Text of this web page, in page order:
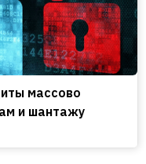
массово
и шантажу